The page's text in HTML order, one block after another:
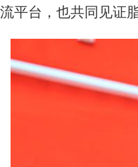
流平台，也共同见证